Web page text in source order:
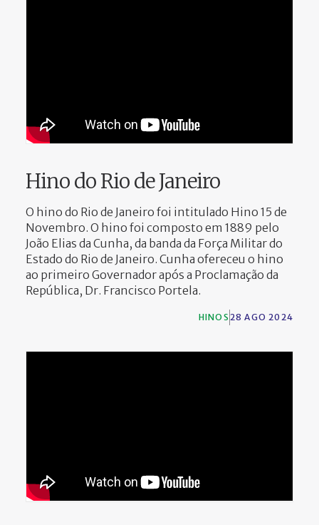
Hino do Rio de Janeiro
O hino do Rio de Janeiro foi intitulado Hino 15 de
Novembro. O hino foi composto em 1889 pelo
João Elias da Cunha, da banda da Força Militar do
Estado do Rio de Janeiro. Cunha ofereceu o hino
ao primeiro Governador após a Proclamação da
República, Dr. Francisco Portela.
28 AGO 2024
HINOS